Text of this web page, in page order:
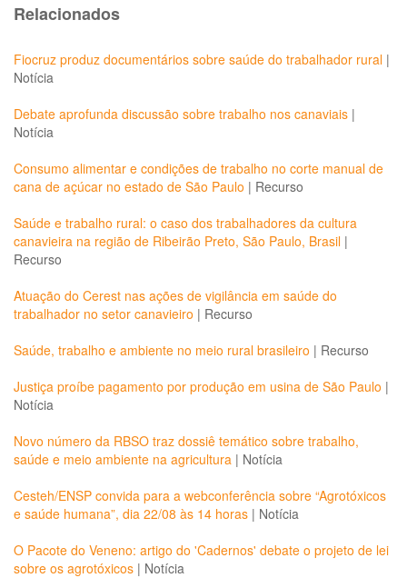
Relacionados
Fiocruz produz documentários sobre saúde do trabalhador rural |
Notícia
Debate aprofunda discussão sobre trabalho nos canaviais |
Notícia
Consumo alimentar e condições de trabalho no corte manual de
cana de açúcar no estado de São Paulo | Recurso
Saúde e trabalho rural: o caso dos trabalhadores da cultura
canavieira na região de Ribeirão Preto, São Paulo, Brasil |
Recurso
Atuação do Cerest nas ações de vigilância em saúde do
trabalhador no setor canavieiro | Recurso
Saúde, trabalho e ambiente no meio rural brasileiro | Recurso
Justiça proíbe pagamento por produção em usina de São Paulo |
Notícia
Novo número da RBSO traz dossiê temático sobre trabalho,
saúde e meio ambiente na agricultura | Notícia
Cesteh/ENSP convida para a webconferência sobre “Agrotóxicos
e saúde humana”, dia 22/08 às 14 horas | Notícia
O Pacote do Veneno: artigo do 'Cadernos' debate o projeto de lei
sobre os agrotóxicos | Notícia